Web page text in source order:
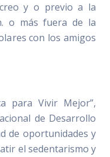
y o previo a la
o más fuera de la
con los amigos
para Vivir Mejor”,
de Desarrollo
de oportunidades y
el sedentarismo y